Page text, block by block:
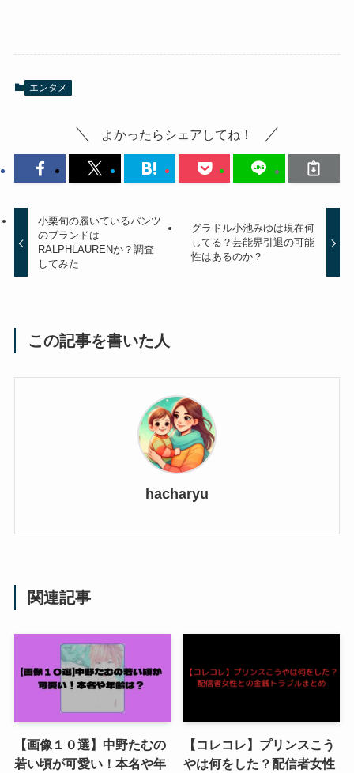
エンタメ
よかったらシェアしてね！
小栗旬の履いているパンツ
のブランドは
RALPHLAURENか？調査
してみた
グラドル小池みゆは現在何
してる？芸能界引退の可能
性はあるのか？
この記事を書いた人
hacharyu
関連記事
【画像１０選】中野たむの
若い頃が可愛い！本名や年
【コレコレ】プリンスこう
やは何をした？配信者女性